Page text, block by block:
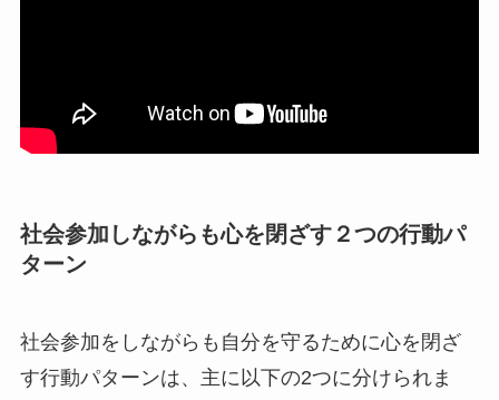
社会参加しながらも心を閉ざす２つの行動パ
ターン
社会参加をしながらも自分を守るために心を閉ざ
す行動パターンは、主に以下の2つに分けられま